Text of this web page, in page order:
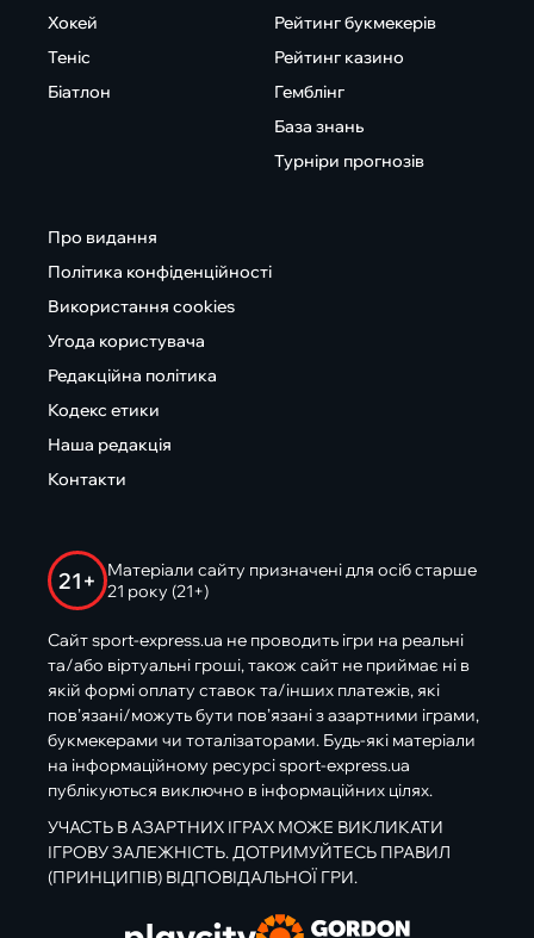
Хокей
Теніс
Біатлон
Рейтинг букмекерів
Рейтинг казино
Гемблінг
База знань
Турніри прогнозів
Про видання
Політика конфіденційності
Використання cookies
Угода користувача
Редакційна політика
Кодекс етики
Наша редакція
Контакти
21+
Матеріали сайту призначені для осіб старше
21 року (21+)
Сайт sport-express.ua не проводить ігри на реальні
та/або віртуальні гроші, також сайт не приймає ні в
якій формі оплату ставок та/інших платежів, які
пов’язані/можуть бути пов’язані з азартними іграми,
букмекерами чи тоталізаторами. Будь-які матеріали
на інформаційному ресурсі sport-express.ua
публікуються виключно в інформаційних цілях.
УЧАСТЬ В АЗАРТНИХ ІГРАХ МОЖЕ ВИКЛИКАТИ
ІГРОВУ ЗАЛЕЖНІСТЬ. ДОТРИМУЙТЕСЬ ПРАВИЛ
(ПРИНЦИПІВ) ВІДПОВІДАЛЬНОЇ ГРИ.